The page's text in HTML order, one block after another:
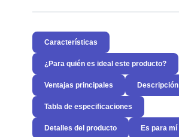
Características
¿Para quién es ideal este producto?
Ventajas principales Descripción
Tabla de especificaciones
Detalles del producto Es para mí